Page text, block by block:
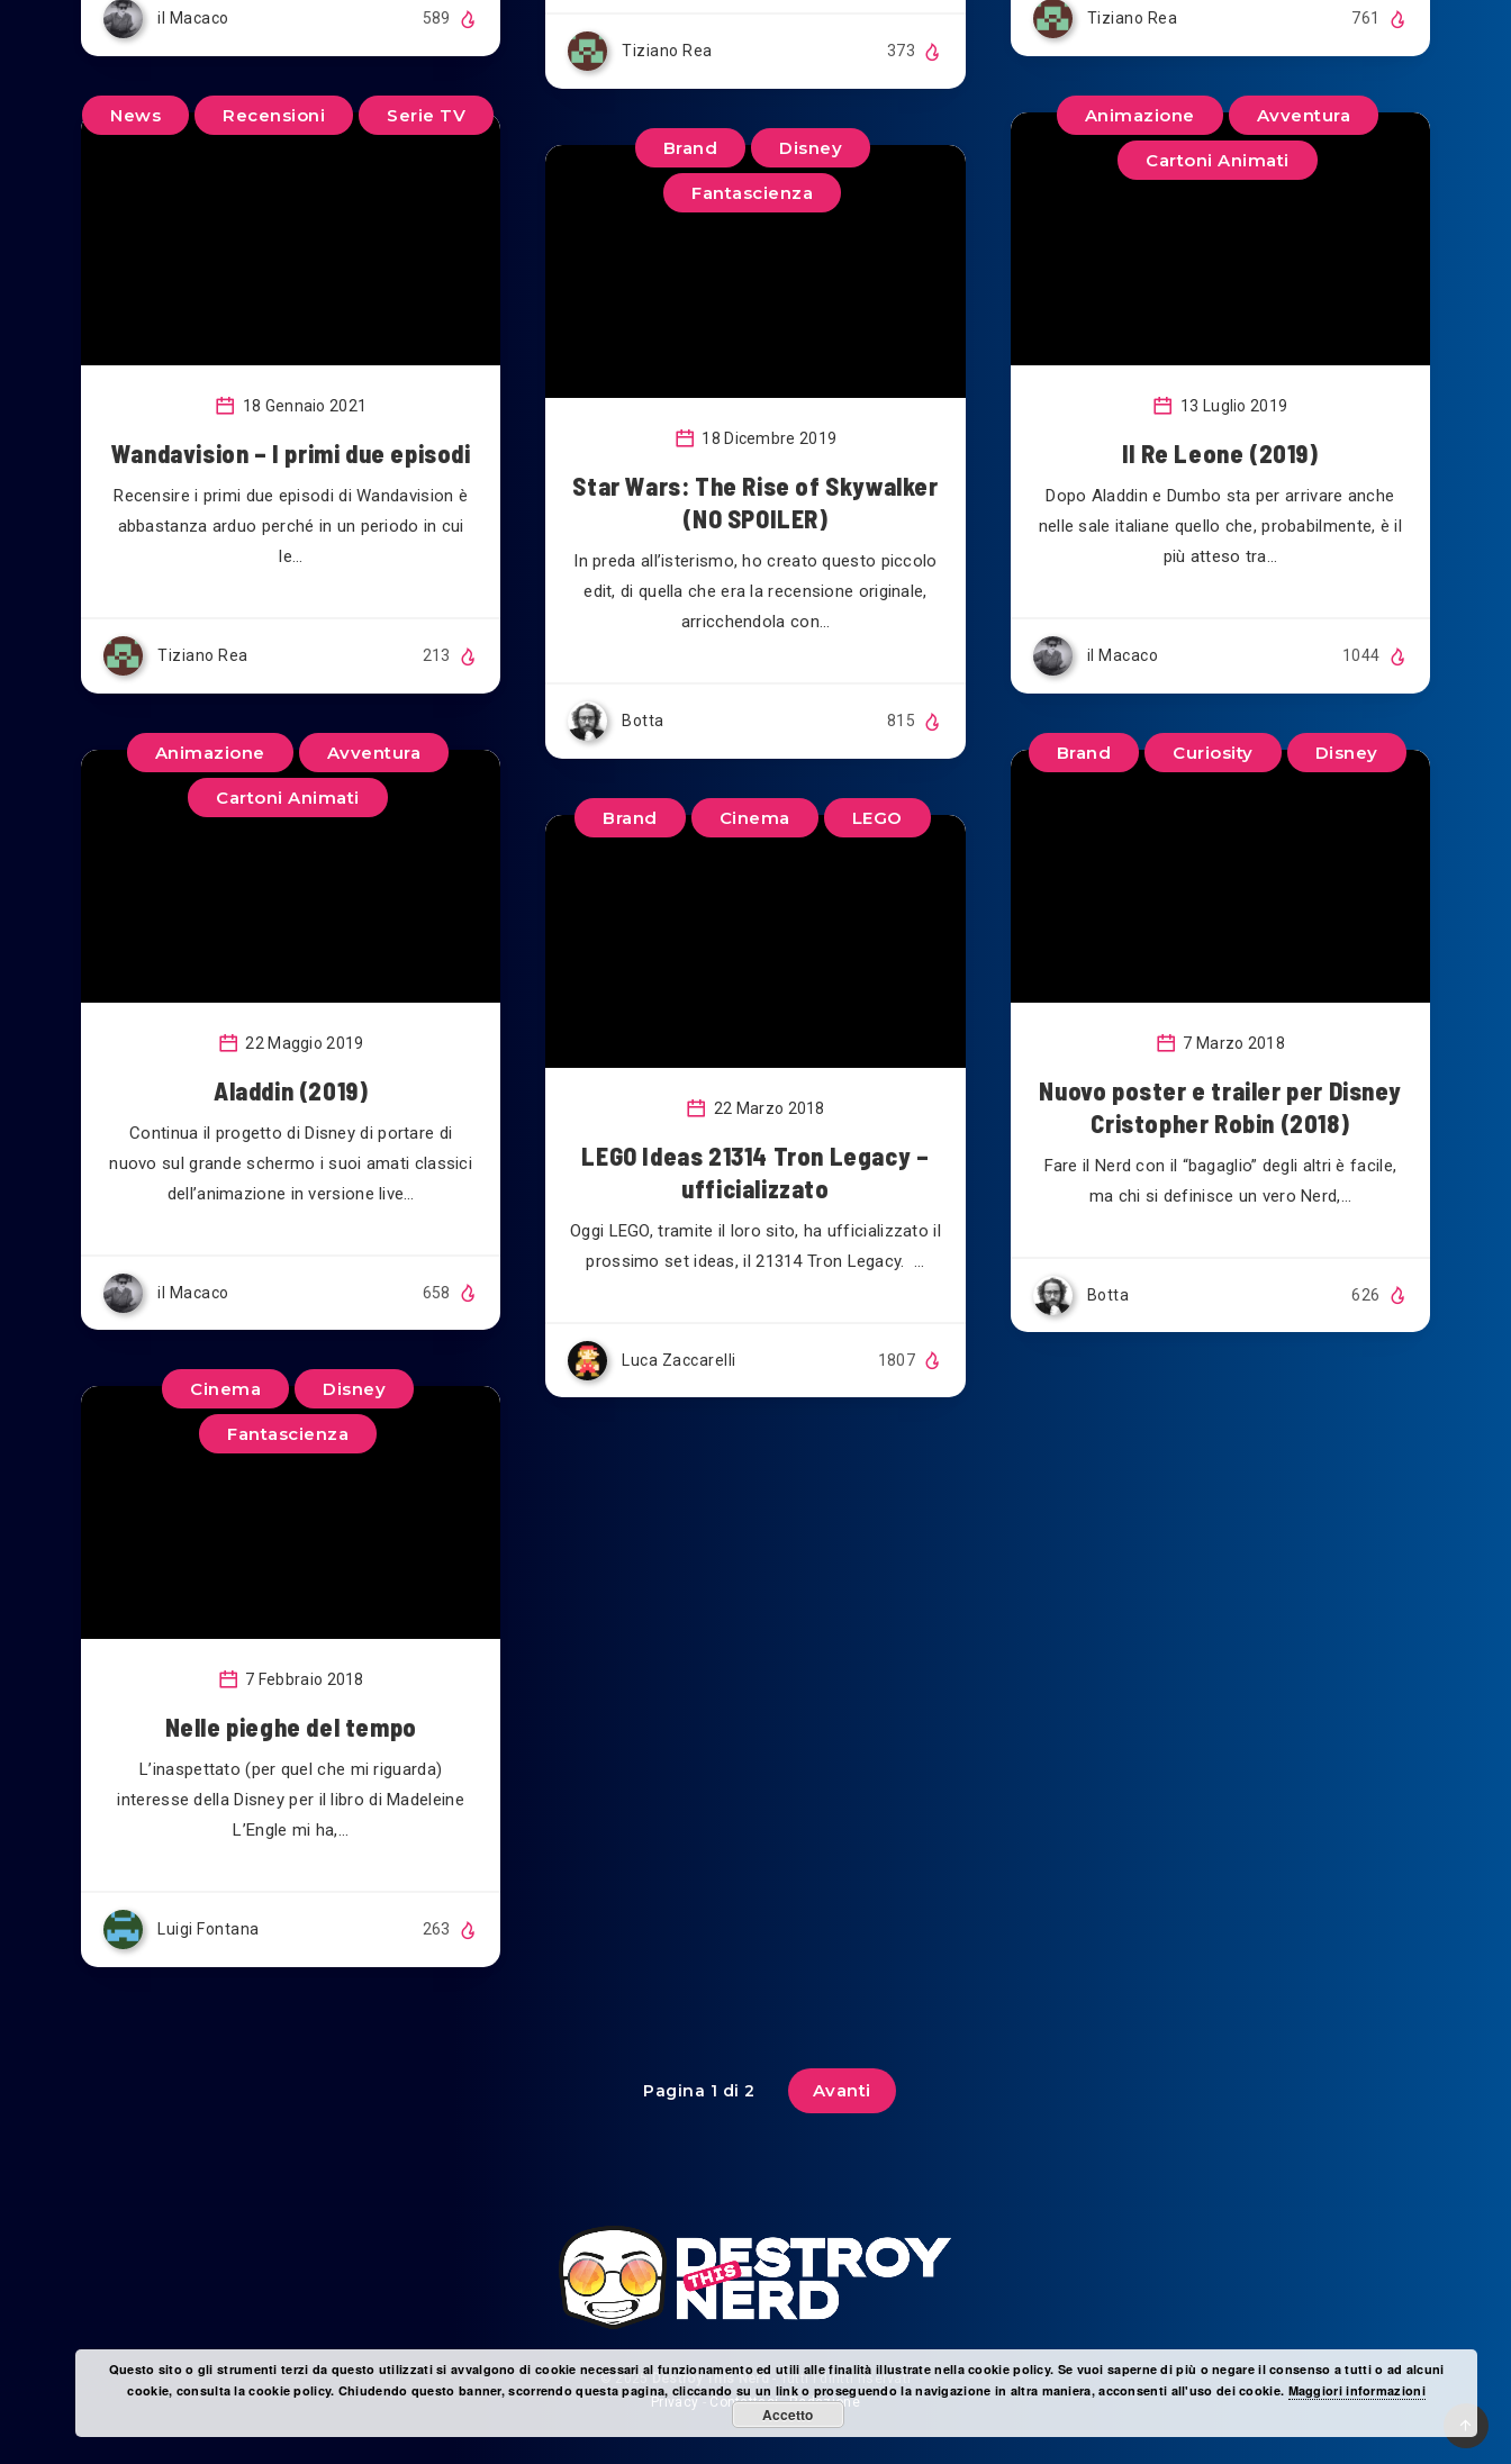
il Macaco 589
Tiziano Rea 373
Tiziano Rea 761
News Recensioni Serie TV
18 Gennaio 2021
Wandavision – I primi due episodi
Recensire i primi due episodi di Wandavision è
abbastanza arduo perché in un periodo in cui
le…
Tiziano Rea 213
Brand Disney
Fantascienza
18 Dicembre 2019
Star Wars: The Rise of Skywalker
(NO SPOILER)
In preda all’isterismo, ho creato questo piccolo
edit, di quella che era la recensione originale,
arricchendola con…
Botta 815
Animazione Avventura
Cartoni Animati
13 Luglio 2019
Il Re Leone (2019)
Dopo Aladdin e Dumbo sta per arrivare anche
nelle sale italiane quello che, probabilmente, è il
più atteso tra…
il Macaco 1044
Animazione Avventura
Cartoni Animati
22 Maggio 2019
Aladdin (2019)
Continua il progetto di Disney di portare di
nuovo sul grande schermo i suoi amati classici
dell’animazione in versione live…
il Macaco 658
Brand Cinema LEGO
22 Marzo 2018
LEGO Ideas 21314 Tron Legacy –
ufficializzato
Oggi LEGO, tramite il loro sito, ha ufficializzato il
prossimo set ideas, il 21314 Tron Legacy. …
Luca Zaccarelli 1807
Brand Curiosity Disney
7 Marzo 2018
Nuovo poster e trailer per Disney
Cristopher Robin (2018)
Fare il Nerd con il “bagaglio” degli altri è facile,
ma chi si definisce un vero Nerd,…
Botta 626
Cinema Disney
Fantascienza
7 Febbraio 2018
Nelle pieghe del tempo
L’inaspettato (per quel che mi riguarda)
interesse della Disney per il libro di Madeleine
L’Engle mi ha,…
Luigi Fontana 263
Pagina 1 di 2 Avanti
© 2025Destroy This Nerd- Tutti i diritti riservati
Privacy
Contattaci-Redazione
Questo sito o gli strumenti terzi da questo utilizzati si avvalgono di cookie necessari al funzionamento ed utili alle finalità illustrate nella cookie policy. Se vuoi saperne di più o negare il consenso a tutti o ad alcuni
cookie, consulta la cookie policy. Chiudendo questo banner, scorrendo questa pagina, cliccando su un link o proseguendo la navigazione in altra maniera, acconsenti all'uso dei cookie. Maggiori informazioni
Accetto